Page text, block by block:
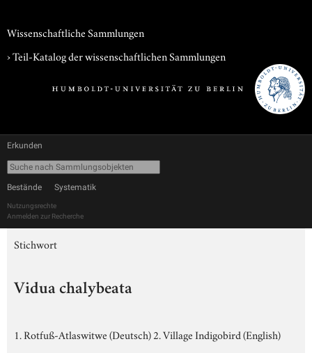
Wissenschaftliche Sammlungen
› Teil-Katalog der wissenschaftlichen Sammlungen
Erkunden
Bestände Systematik
Nutzungsrechte
Anmelden zur Recherche
Stichwort
Vidua chalybeata
1. Rotfuß-Atlaswitwe (Deutsch) 2. Village Indigobird (English)